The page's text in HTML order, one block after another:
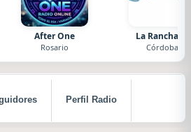
After One
Rosario
La Ranchada
Córdoba
Perfil Radio